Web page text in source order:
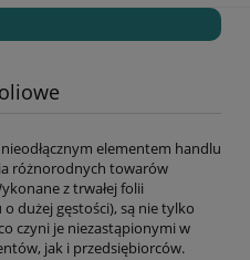
elementem handlu
różnorodnych towarów
z trwałej folii
dużej gęstości), są nie tylko
czyni je niezastąpionymi w
jak i przedsiębiorców.